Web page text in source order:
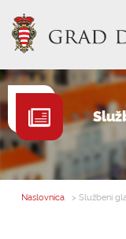
GRADONAČELNIK
Naslovnica > Službeni